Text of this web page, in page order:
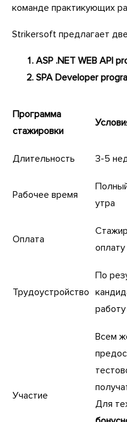
команде практикующих
Strikersoft предлагает
ASP .NET WEB API
SPA Developer
Программа
стажировки
Длительность 3-5
Рабочее время
утра
Оплата
оплату
Трудоустройство
По
Участие
Всем
Для